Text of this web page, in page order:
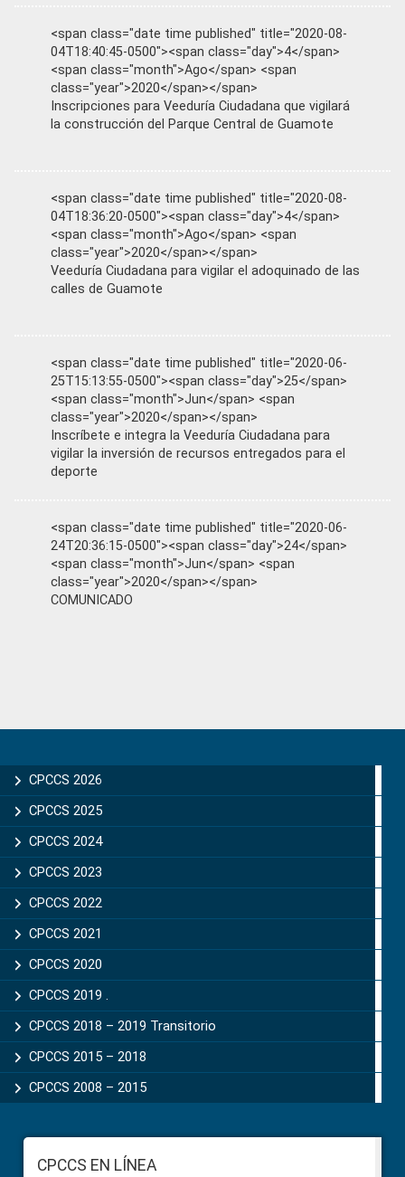
<span class="date time published" title="2020-08-
04T18:40:45-0500"><span class="day">4</span>
<span class="month">Ago</span> <span
class="year">2020</span></span>
Inscripciones para Veeduría Ciudadana que vigilará
la construcción del Parque Central de Guamote
<span class="date time published" title="2020-08-
04T18:36:20-0500"><span class="day">4</span>
<span class="month">Ago</span> <span
class="year">2020</span></span>
Veeduría Ciudadana para vigilar el adoquinado de las
calles de Guamote
<span class="date time published" title="2020-06-
25T15:13:55-0500"><span class="day">25</span>
<span class="month">Jun</span> <span
class="year">2020</span></span>
Inscríbete e integra la Veeduría Ciudadana para
vigilar la inversión de recursos entregados para el
deporte
<span class="date time published" title="2020-06-
24T20:36:15-0500"><span class="day">24</span>
<span class="month">Jun</span> <span
class="year">2020</span></span>
COMUNICADO
Sidebar
CPCCS 2026
CPCCS 2025
CPCCS 2024
CPCCS 2023
CPCCS 2022
CPCCS 2021
CPCCS 2020
CPCCS 2019 .
CPCCS 2018 – 2019 Transitorio
CPCCS 2015 – 2018
CPCCS 2008 – 2015
FooterCPCCS EN LÍNEA